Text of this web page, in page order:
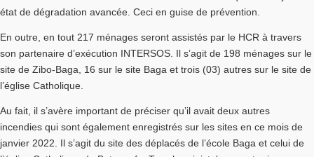
état de dégradation avancée. Ceci en guise de prévention.
En outre, en tout 217 ménages seront assistés par le HCR à travers
son partenaire d’exécution INTERSOS. Il s’agit de 198 ménages sur le
site de Zibo-Baga, 16 sur le site Baga et trois (03) autres sur le site de
l’église Catholique.
Au fait, il s’avère important de préciser qu’il avait deux autres
incendies qui sont également enregistrés sur les sites en ce mois de
janvier 2022. Il s’agit du site des déplacés de l’école Baga et celui de